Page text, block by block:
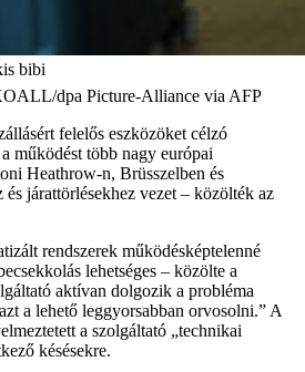
bibi
dpa Picture-Alliance via AFP
felelős eszközöket célzó
működést több nagy európai
Heathrow-n, Brüsszelben és
járattörlésekhez vezet – közölték az
rendszerek működésképtelenné
lehetséges – közölte a
aktívan dolgozik a probléma
a lehető leggyorsabban orvosolni.” A
a szolgáltató „technikai
késésekre.